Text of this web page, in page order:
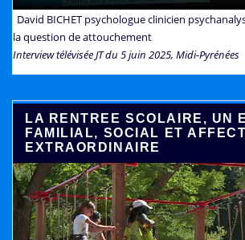
David BICHET psychologue clinicien
la question de attouchement
Interview télévisée JT du 5 juin 2025, Midi-Pyrénées
LA RENTREE SCOLAIRE, UN
FAMILIAL, SOCIAL ET
EXTRAORDINAIRE